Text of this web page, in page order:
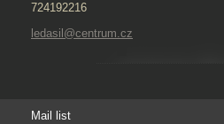
724192216
ledasil@centrum.cz
Mail list